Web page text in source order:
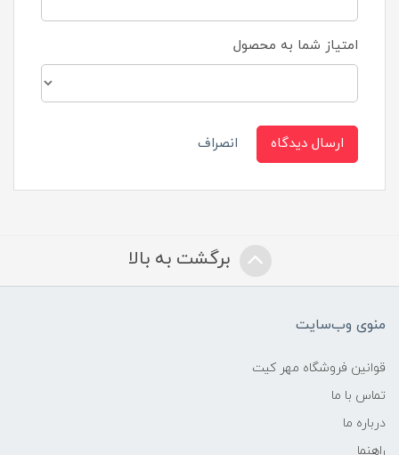
امتیاز شما به محصول
ارسال دیدگاه انصراف
برگشت به بالا
منوی وب‌سایت
قوانین فروشگاه مهر کیت
تماس با ما
درباره ما
راهنما